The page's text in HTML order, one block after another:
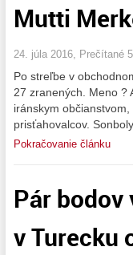
Mutti
24. júla 2016, Prečítané
Po streľbe v
27 zranených. Meno ?
iránskym
prisťahovalcov.
Pokračovanie článku
Pár
v Turecku